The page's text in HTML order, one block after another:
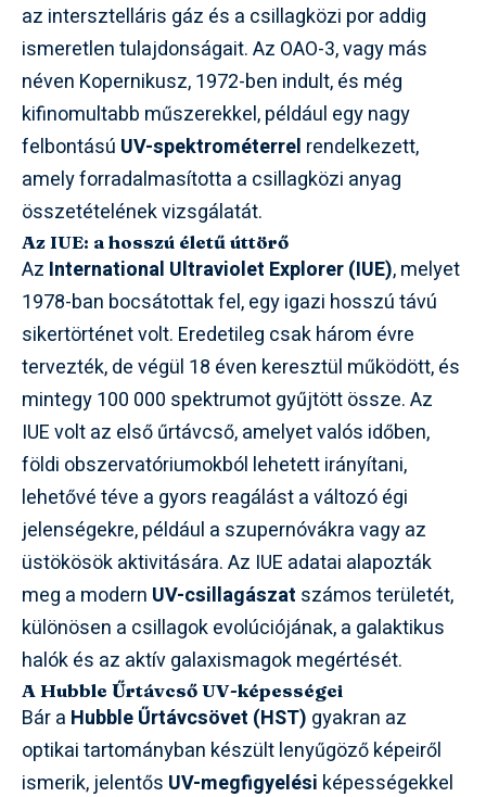
az intersztelláris gáz és a csillagközi por addig
ismeretlen tulajdonságait. Az OAO-3, vagy más
néven Kopernikusz, 1972-ben indult, és még
kifinomultabb műszerekkel, például egy nagy
felbontású UV-spektrométerrel rendelkezett,
amely forradalmasította a csillagközi anyag
összetételének vizsgálatát.
Az IUE: a hosszú életű úttörő
Az International Ultraviolet Explorer (IUE), melyet
1978-ban bocsátottak fel, egy igazi hosszú távú
sikertörténet volt. Eredetileg csak három évre
tervezték, de végül 18 éven keresztül működött, és
mintegy 100 000 spektrumot gyűjtött össze. Az
IUE volt az első űrtávcső, amelyet valós időben,
földi obszervatóriumokból lehetett irányítani,
lehetővé téve a gyors reagálást a változó égi
jelenségekre, például a szupernóvákra vagy az
üstökösök aktivitására. Az IUE adatai alapozták
meg a modern UV-csillagászat számos területét,
különösen a csillagok evolúciójának, a galaktikus
halók és az aktív galaxismagok megértését.
A Hubble Űrtávcső UV-képességei
Bár a Hubble Űrtávcsövet (HST) gyakran az
optikai tartományban készült lenyűgöző képeiről
ismerik, jelentős UV-megfigyelési képességekkel